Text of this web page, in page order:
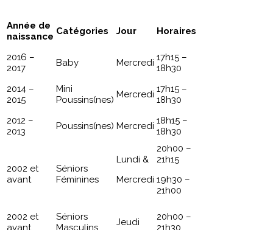
Année de
naissance Catégories Jour Horaires
2016 –
2017
Baby Mercredi 17h15 –
18h30
2014 –
2015
Mini
Poussins(nes) Mercredi 17h15 –
18h30
2012 –
2013
Poussins(nes) Mercredi 18h15 –
18h30
2002 et
avant
Séniors
Féminines
Lundi &
Mercredi
20h00 –
21h15
19h30 –
21h00
2002 et
Séniors
Jeudi
20h00 –